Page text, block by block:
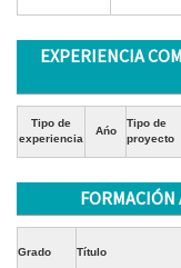
EXPERIENCIA
Tipo de
experiencia
Ańo
Tipo de
proyecto
FORMACIÓN
Grado Título